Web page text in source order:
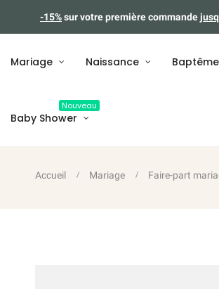
-15%sur votre première commande
Mariage Naissance Baptême
Baby Shower
Nouveau
Accueil Mariage Faire-part